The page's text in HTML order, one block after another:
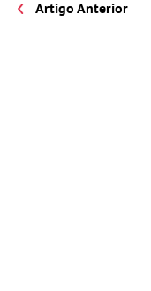
Artigo Anterior